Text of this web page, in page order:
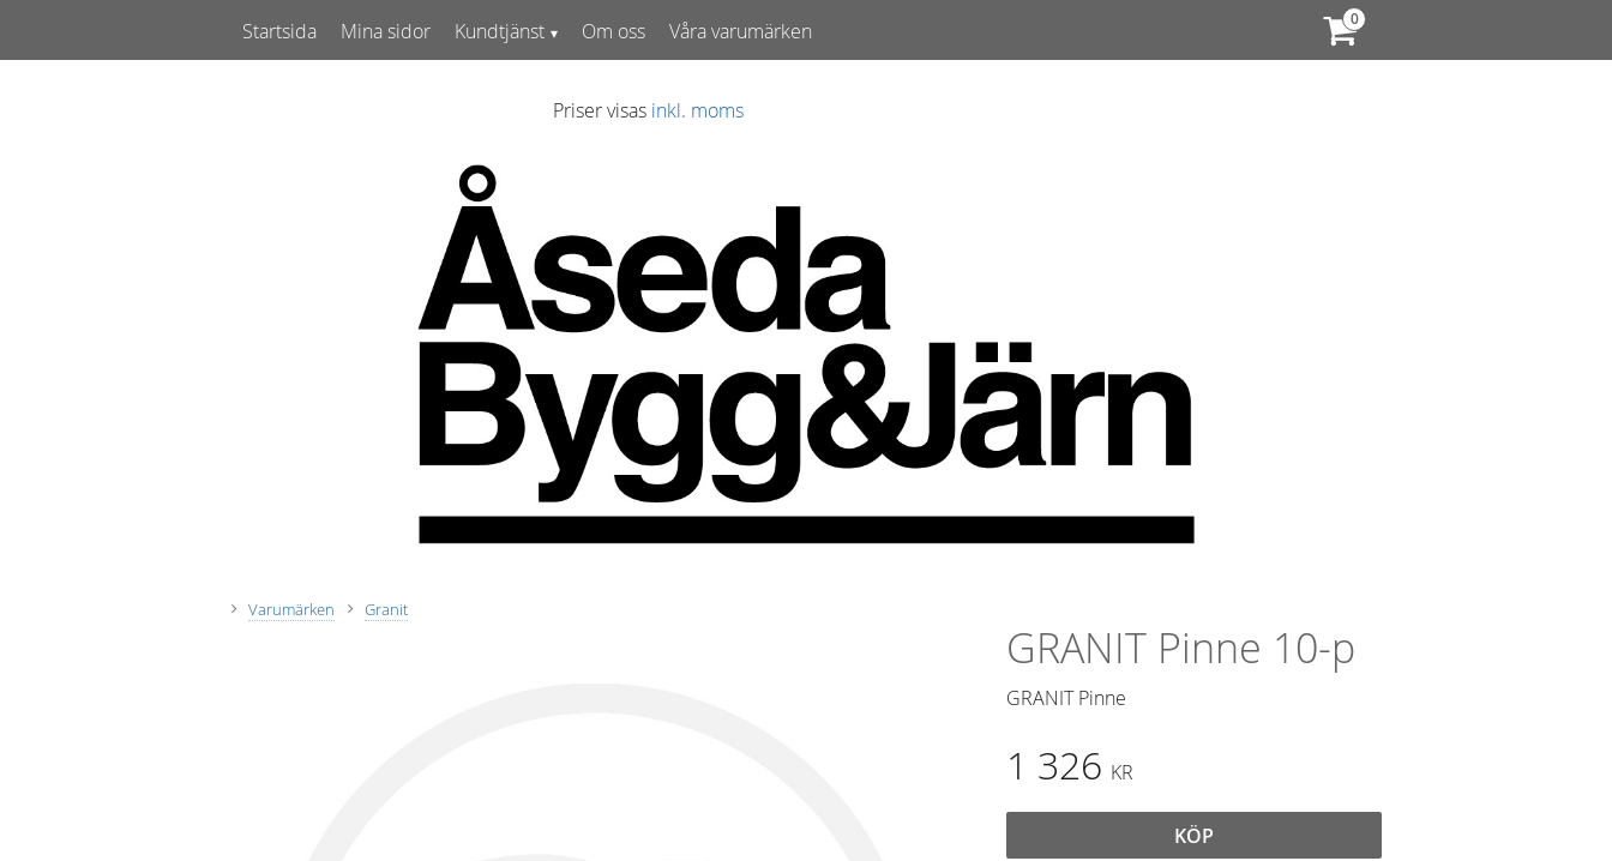
Priser visas inkl. moms
Startsida Mina sidor Kundtjänst Om oss Våra varumärken
Varumärken Granit
GRANIT Pinne 10-p
GRANIT Pinne
1 326 KR
KÖP